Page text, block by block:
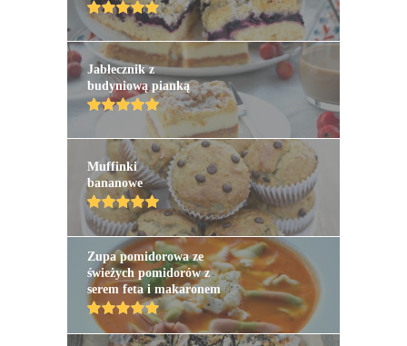
Jabłecznik z
budyniową pianką
Muffinki
bananowe
Zupa pomidorowa ze
świeżych pomidorów z
serem feta i makaronem